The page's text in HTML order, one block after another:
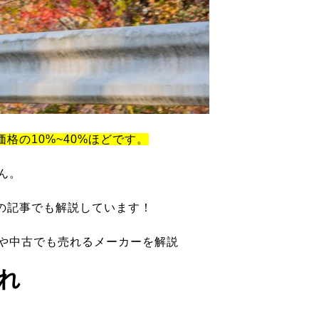
格の10%~40%ほどです。
。
事でも解説しています！
中古でも売れるメーカーを解説